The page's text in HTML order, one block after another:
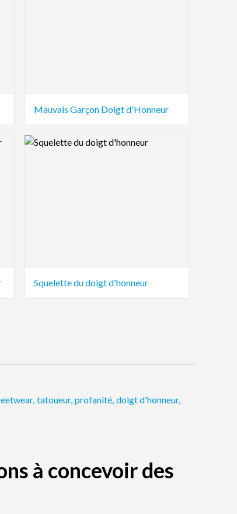
Mauvais Garçon Doigt d'Honneur
Logo Preview Image
Squelette du doigt d'honneur
, tatoueur, profanité, doigt d'honneur,
à concevoir des